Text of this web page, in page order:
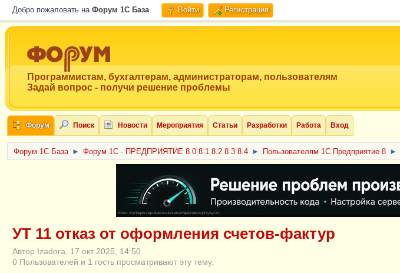
Добро пожаловать на Форум 1C База. Войти Регистрация
Программистам, бухгалтерам, администраторам, пользователям
Задай вопрос - получи решение проблемы
Форум Поиск Новости Мероприятия Статьи Разработки Работа Вход
Форум 1C База ► Форум 1С - ПРЕДПРИЯТИЕ 8.0 8.1 8.2 8.3 8.4 ► Пользователям 1С Предприятие 8 ►
ERID: CQH36pWzJqVJD4xVLsnhcU4hVPNjkBZe8KKxjJiYySyZAz
УТ 11 отказ от оформления счетов-фактур
Автор Izadora, 17 окт 2025, 14:50
0 Пользователей и 1 гость просматривают эту тему.